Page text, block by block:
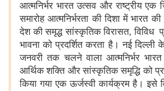
आत्मनिर्भर भारत उत्सव और राष्ट्रीय एक
समारोह आत्मनिर्भरता की दिशा में भारत
देश की समृद्ध सांस्कृतिक विरासत, विविध
भावना को प्रदर्शित करता है। नई
जनवरी तक चलने वाला आत्मनिर्भर
आर्थिक शक्ति और सांस्कृतिक समृद्धि को
किया गया एक ऊर्जस्‍वी कार्यक्रम है। इसे